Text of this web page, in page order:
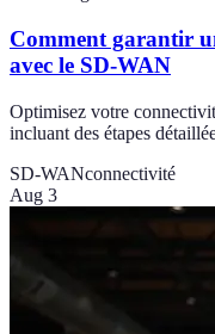
Comment garantir
avec le SD-WAN
Optimisez votre
incluant des étapes
SD-WANconnectivité
Aug 3